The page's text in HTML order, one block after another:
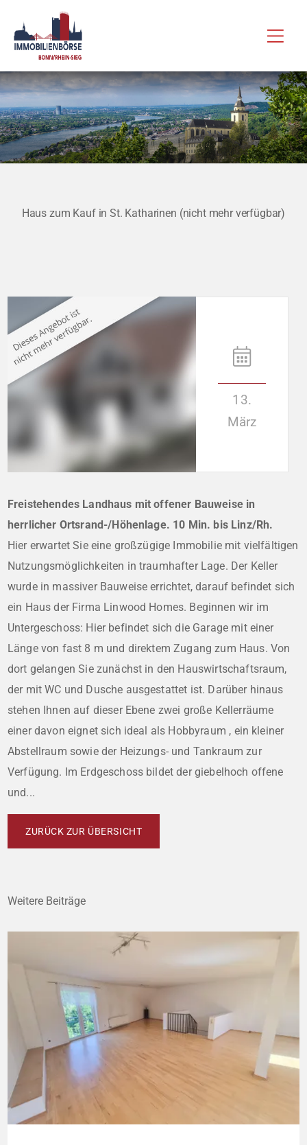
Inhalt
springen
Haus zum Kauf in St. Katharinen (nicht mehr verfügbar)
13.
März
Freistehendes Landhaus mit offener Bauweise in
herrlicher Ortsrand-/Höhenlage. 10 Min. bis Linz/Rh.
Hier erwartet Sie eine großzügige Immobilie mit vielfältigen
Nutzungsmöglichkeiten in traumhafter Lage. Der Keller
wurde in massiver Bauweise errichtet, darauf befindet sich
ein Haus der Firma Linwood Homes. Beginnen wir im
Untergeschoss: Hier befindet sich die Garage mit einer
Länge von fast 8 m und direktem Zugang zum Haus. Von
dort gelangen Sie zunächst in den Hauswirtschaftsraum,
der mit WC und Dusche ausgestattet ist. Darüber hinaus
stehen Ihnen auf dieser Ebene zwei große Kellerräume 
einer davon eignet sich ideal als Hobbyraum , ein kleiner
Abstellraum sowie der Heizungs- und Tankraum zur
Verfügung. Im Erdgeschoss bildet der giebelhoch offene
und...
ZURÜCK ZUR ÜBERSICHT
Weitere Beiträge